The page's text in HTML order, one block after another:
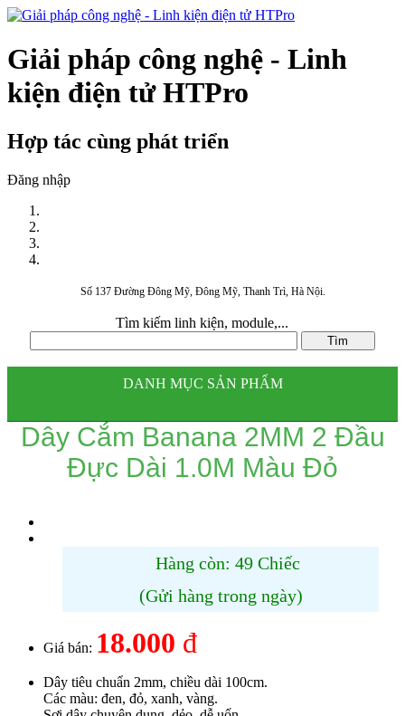
Giải pháp công nghệ - Linh
kiện điện tử HTPro
Hợp tác cùng phát triển
Đăng nhập
Số 137 Đường Đông Mỹ, Đông Mỹ, Thanh Trì, Hà Nội.
Tìm kiếm linh kiện, module,...
DANH MỤC SẢN PHẨM
Dây Cắm Banana 2MM 2 Đầu
Đực Dài 1.0M Màu Đỏ
Hàng còn: 49 Chiếc
(Gửi hàng trong ngày)
Giá bán: 18.000 đ
Dây tiêu chuẩn 2mm, chiều dài 100cm.
Các màu: đen, đỏ, xanh, vàng.